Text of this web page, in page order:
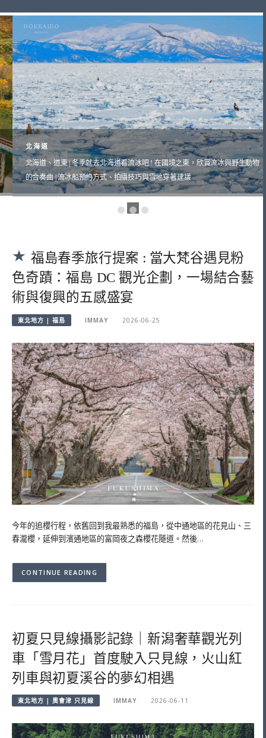
北海道
北海道、道東 | 冬季就去北海道看流冰吧 ! 在國境之東，欣賞流冰與野生動物
的合奏曲 | 流冰船預約方式、拍攝技巧與雪地穿著建議
福島春季旅行提案 : 當大梵谷遇見粉
色奇蹟：福島 DC 觀光企劃，一場結合藝
術與復興的五感盛宴
東北地方 | 福島 IMMAY 2026-06-25
今年的追櫻行程，依舊回到我最熟悉的福島，從中通地區的花見山、三
春瀧櫻，延伸到濱通地區的富岡夜之森櫻花隧道。然後…
CONTINUE READING
初夏只見線攝影記錄｜新潟奢華觀光列
車「雪月花」首度駛入只見線，火山紅
列車與初夏溪谷的夢幻相遇
東北地方 | 奧會津 只見線 IMMAY 2026-06-11